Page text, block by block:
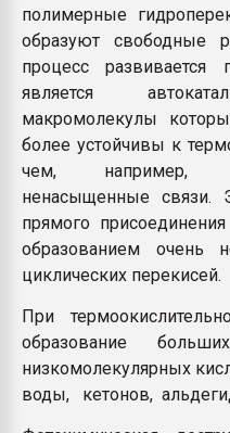
полимерные
образуют свободные
процесс
является
макромолекулы
более устойчивы к
чем, например,
ненасыщенные связи.
прямого
образованием очень
циклических перекисей.
При
образование
низкомолекулярных
воды, кетонов,